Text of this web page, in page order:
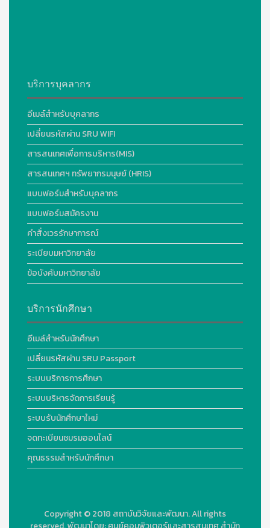
บริการบุคลากร
อีเมล์สำหรับบุคลากร
เปลี่ยนรหัสผ่าน SRU WIFI
สารสนเทศเพื่อการบริหาร(MIS)
สารสนเทศฯ ทรัพยากรมนุษย์ (HRIS)
แบบฟอร์มสำหรับบุคลากร
แบบฟอร์มสมัครงาน
คำสั่งเวรรักษาการณ์
ระเบียบมหาวิทยาลัย
ข้อบังคับมหาวิทยาลัย
บริการนักศึกษา
อีเมล์สำหรับนักศึกษา
เปลี่ยนรหัสผ่าน SRU Passport
ระบบบริการการศึกษา
ระบบบริหารจัดการเรียนรู้
ระบบรับนักศึกษาใหม่
จดทะเบียนชมรมออนไลน์
คุณธรรมสำหรับนักศึกษา
Copyright © 2018 สถาบันวิจัยและพัฒนา. All rights